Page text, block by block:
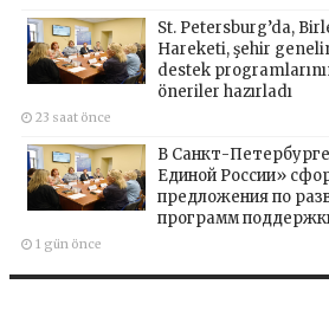
St. Petersburg’da,
Hareketi, şehir
destek
öneriler hazırladı
23 saat önce
В Санкт-
Единой России»
предложения по
программ
1 gün önce